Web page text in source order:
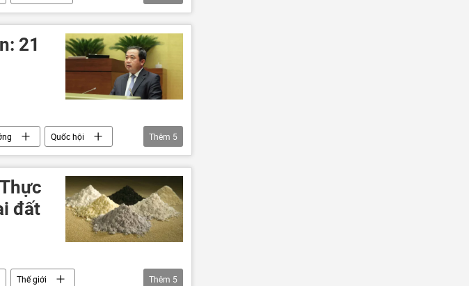
Cận Bình
21
Quốc hội
Thêm 5
đất
Thế giới
Thêm 5